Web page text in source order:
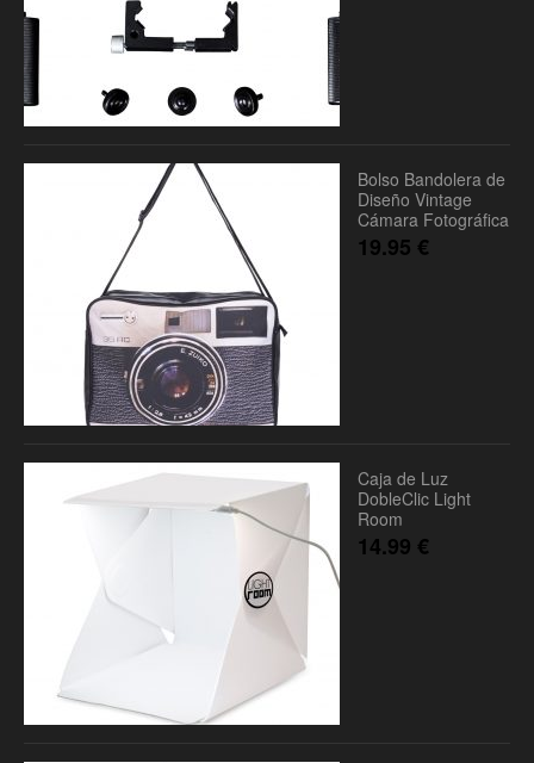
Bolso Bandolera de
Diseño Vintage
Cámara Fotográfica
19.95 €
Caja de Luz
DobleClic Light
Room
14.99 €